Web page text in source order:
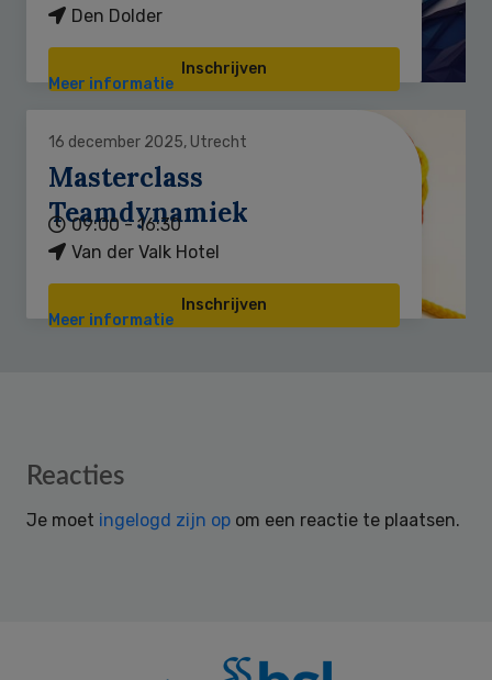
Den Dolder
Inschrijven
Meer informatie
16 december 2025, Utrecht
Masterclass
Teamdynamiek
09:00 - 16:30
Van der Valk Hotel
Inschrijven
Meer informatie
Reader
Reacties
Je moet ingelogd zijn op om een reactie te plaatsen.